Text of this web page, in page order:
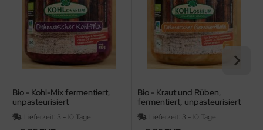
Bio - Kohl-Mix fermentiert,
unpasteurisiert
Lieferzeit: 3 - 10 Tage
Bio - Kraut und Rüben,
fermentiert, unpasteurisiert
Lieferzeit: 3 - 10 Tage